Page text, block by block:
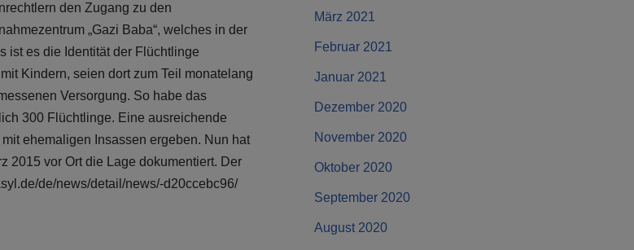
den Zugang zu den
„Gazi Baba“, welches in der
ist es die Identität der Flüchtlinge
Kindern, seien dort zum Teil monatelang
Versorgung. So habe das
300 Flüchtlinge. Eine ausreichende
ehemaligen Insassen ergeben. Nun hat
2015 vor Ort die Lage dokumentiert. Der
de/news/detail/news/-d20ccebc96/
März 2021
Februar 2021
Januar 2021
Dezember 2020
November 2020
Oktober 2020
September 2020
August 2020